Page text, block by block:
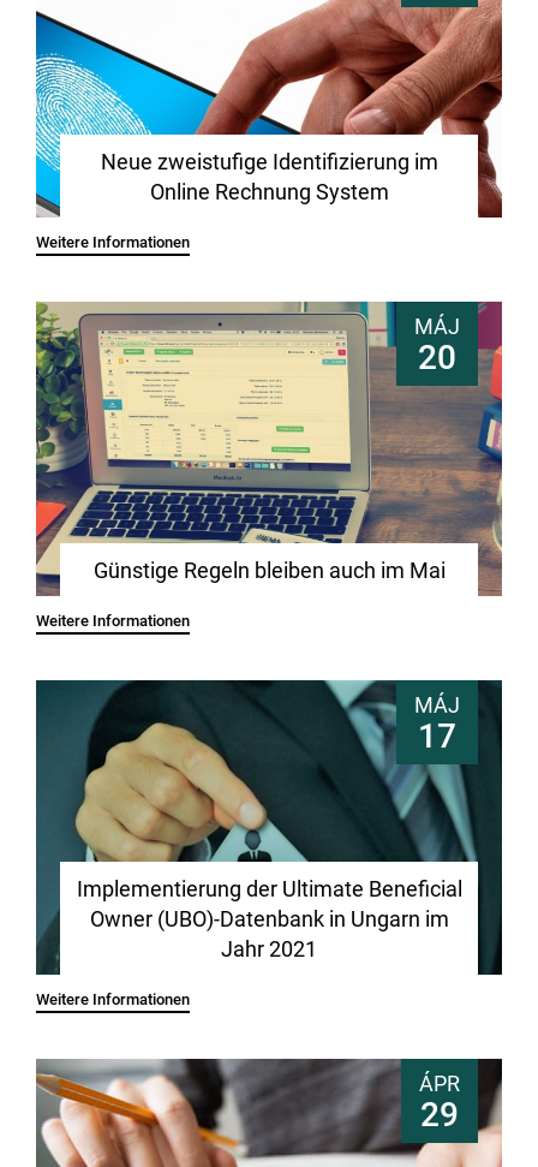
Neue zweistufige Identifizierung im
Online Rechnung System
Weitere Informationen
MÁJ
20
Günstige Regeln bleiben auch im Mai
Weitere Informationen
MÁJ
17
Implementierung der Ultimate Beneficial
Owner (UBO)-Datenbank in Ungarn im
Jahr 2021
Weitere Informationen
ÁPR
29